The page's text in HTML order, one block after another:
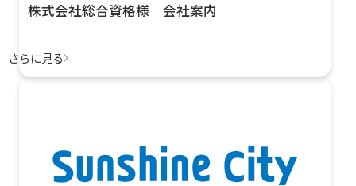
株式会社総合資格様 会社案内
さらに見る